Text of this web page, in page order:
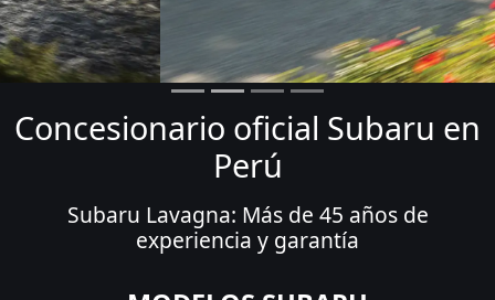
Concesionario oficial Subaru en
Perú
Subaru Lavagna: Más de 45 años de
experiencia y garantía